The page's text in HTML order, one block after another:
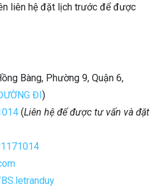
liên hệ đặt lịch trước để được
Bàng, Phường 9, Quận 6,
ĐI)
(Liên hệ để được tư vấn và đặt